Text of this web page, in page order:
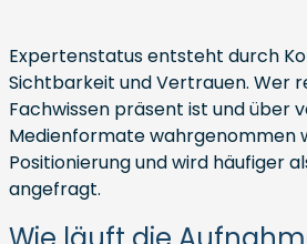
Expertenstatus entsteht durch
Sichtbarkeit und Vertrauen. Wer
Fachwissen präsent ist und über
Medienformate wahrgenommen
Positionierung und wird häufiger
angefragt.